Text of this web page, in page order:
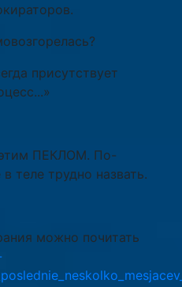
присутствует
этим ПЕКЛОМ. По-
теле трудно назвать.
можно почитать